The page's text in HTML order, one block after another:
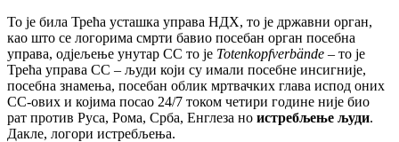
То је била Трећа усташка управа НДХ, то је државни орган,
као што се логорима смрти бавио посебан орган посебна
управа, одјељење унутар СС то је Totenkopfverbände – то је
Трећа управа СС – људи који су имали посебне инсигније,
посебна знамења, посебан облик мртвачких глава испод оних
СС-ових и којима посао 24/7 током четири године није био
рат против Руса, Рома, Срба, Енглеза но истребљење људи.
Дакле, логори истребљења.